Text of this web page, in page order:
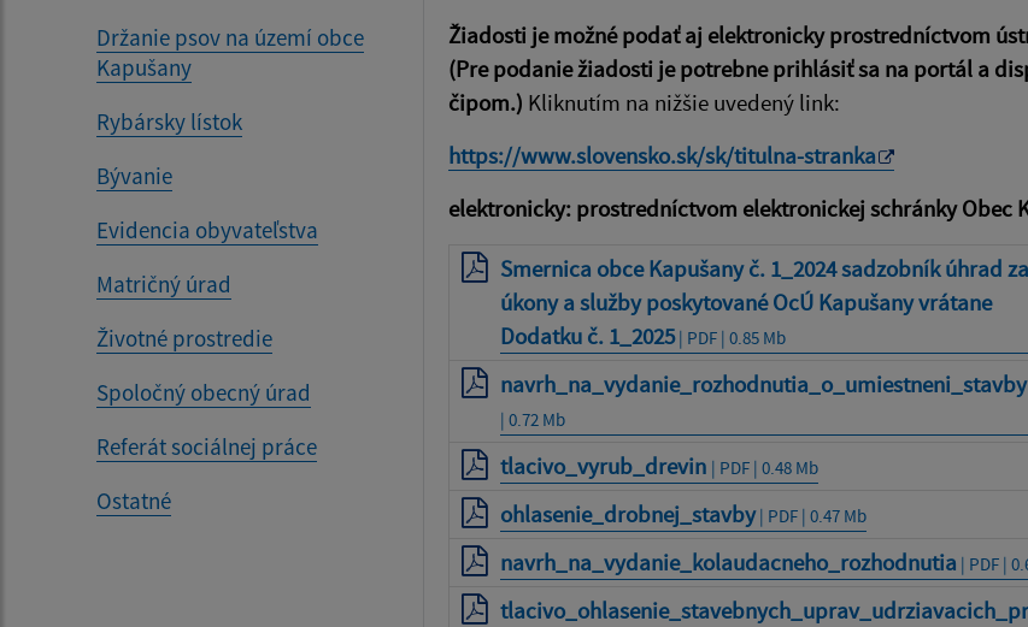
Držanie psov na území obce
Kapušany
Rybársky lístok
Bývanie
Evidencia obyvateľstva
Matričný úrad
Životné prostredie
Spoločný obecný úrad
Referát sociálnej práce
Ostatné
Žiadosti je možné podať aj elektronicky prostredníctvom
(Pre podanie žiadosti je potrebne prihlásiť sa na portál a
čipom.) Kliknutím na nižšie uvedený link:
https://www.slovensko.sk/sk/titulna-stranka
elektronicky: prostredníctvom elektronickej schránky Obec
Smernica obce Kapušany č. 1_2024 sadzobník úhrad za
úkony a služby poskytované OcÚ Kapušany vrátane
Dodatku č. 1_2025| PDF | 0.85 Mb
navrh_na_vydanie_rozhodnutia_o_umiestneni_stavby
| 0.72 Mb
tlacivo_vyrub_drevin | PDF | 0.48 Mb
ohlasenie_drobnej_stavby| PDF | 0.47 Mb
navrh_na_vydanie_kolaudacneho_rozhodnutia | PDF |